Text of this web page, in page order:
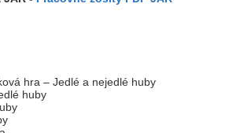
hra – Jedlé a nejedlé huby
huby